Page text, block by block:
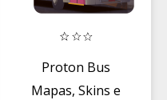
Proton Bus
Mapas, Skins e